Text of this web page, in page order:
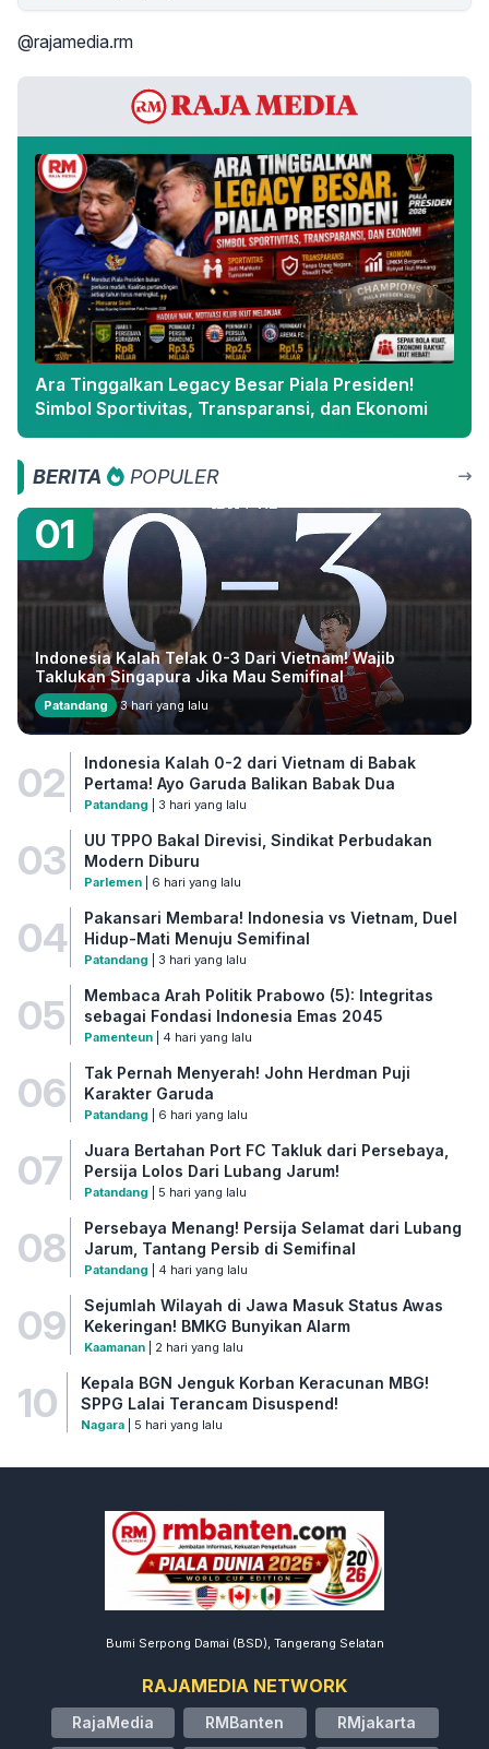
@rajamedia.rm
Ara Tinggalkan Legacy Besar Piala Presiden!
Simbol Sportivitas, Transparansi, dan Ekonomi
BERITA POPULER
01
Indonesia Kalah Telak 0-3 Dari Vietnam! Wajib
Taklukan Singapura Jika Mau Semifinal
Patandang 3 hari yang lalu
02
Indonesia Kalah 0-2 dari Vietnam di Babak
Pertama! Ayo Garuda Balikan Babak Dua
Patandang | 3 hari yang lalu
03
UU TPPO Bakal Direvisi, Sindikat Perbudakan
Modern Diburu
Parlemen| 6 hari yang lalu
04
Pakansari Membara! Indonesia vs Vietnam, Duel
Hidup-Mati Menuju Semifinal
Patandang | 3 hari yang lalu
05
Membaca Arah Politik Prabowo (5): Integritas
sebagai Fondasi Indonesia Emas 2045
Pamenteun| 4 hari yang lalu
06
Tak Pernah Menyerah! John Herdman Puji
Karakter Garuda
Patandang | 6 hari yang lalu
07
Juara Bertahan Port FC Takluk dari Persebaya,
Persija Lolos Dari Lubang Jarum!
Patandang | 5 hari yang lalu
08
Persebaya Menang! Persija Selamat dari Lubang
Jarum, Tantang Persib di Semifinal
Patandang | 4 hari yang lalu
09
Sejumlah Wilayah di Jawa Masuk Status Awas
Kekeringan! BMKG Bunyikan Alarm
Kaamanan| 2 hari yang lalu
10
Kepala BGN Jenguk Korban Keracunan MBG!
SPPG Lalai Terancam Disuspend!
Nagara| 5 hari yang lalu
Bumi Serpong Damai (BSD), Tangerang Selatan
RAJAMEDIA NETWORK
RajaMedia RMBanten RMjakarta